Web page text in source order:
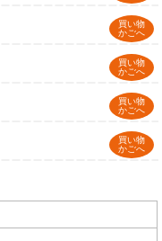
買い物
かごへ
買い物
かごへ
買い物
かごへ
買い物
かごへ